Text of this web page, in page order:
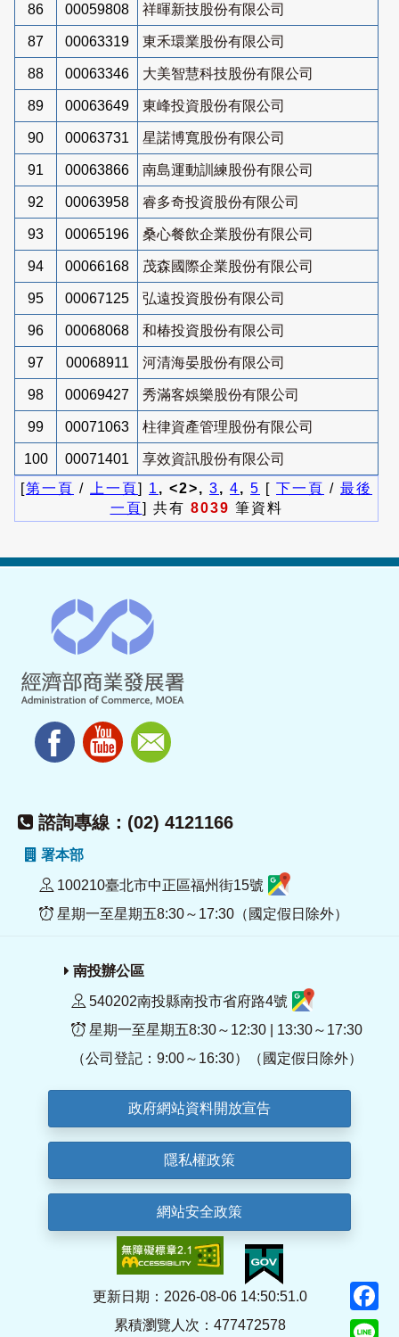
86 00059808 祥暉新技股份有限公司
87 00063319 東禾環業股份有限公司
88 00063346 大美智慧科技股份有限公司
89 00063649 東峰投資股份有限公司
90 00063731 星諾博寬股份有限公司
91 00063866 南島運動訓練股份有限公司
92 00063958 睿多奇投資股份有限公司
93 00065196 桑心餐飲企業股份有限公司
94 00066168 茂森國際企業股份有限公司
95 00067125 弘遠投資股份有限公司
96 00068068 和椿投資股份有限公司
97 00068911 河清海晏股份有限公司
98 00069427 秀滿客娛樂股份有限公司
99 00071063 柱律資產管理股份有限公司
100 00071401
享效資訊股份有限公司
[第一頁 / 上一頁] 1 , <2>, 3, 4, 5 [ 下一頁 / 最後
一頁] 共有 8039 筆資料
諮詢專線：(02) 4121166
署本部
100210臺北市中正區福州街15號
星期一至星期五8:30～17:30（國定假日除外）
南投辦公區
540202南投縣南投市省府路4號
星期一至星期五8:30～12:30 | 13:30～17:30
（公司登記：9:00～16:30）（國定假日除外）
政府網站資料開放宣告
隱私權政策
網站安全政策
更新日期：2026-08-06 14:50:51.0
累積瀏覽人次：477472578